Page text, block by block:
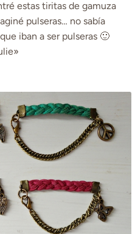
estas tiritas de gamuza
pulseras… no sabía
iban a ser pulseras 🙂